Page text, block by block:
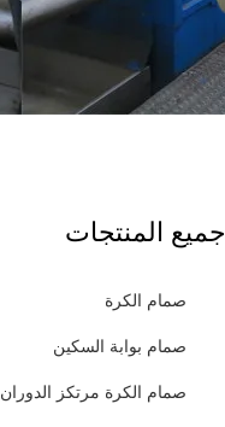
جميع المنتجات
صمام الكرة
صمام بوابة السكين
صمام الكرة مرتكز الدوران